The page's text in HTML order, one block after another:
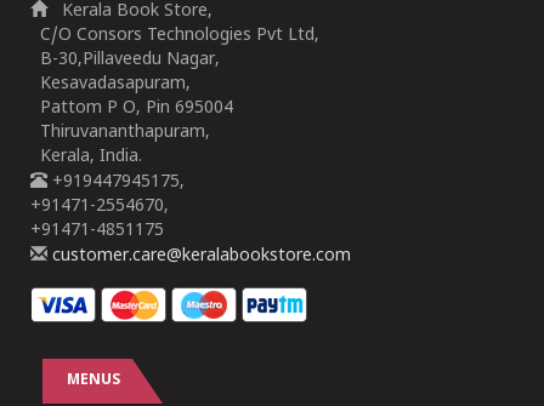
Kerala Book Store,
C/O Consors Technologies Pvt Ltd,
B-30,Pillaveedu Nagar,
Kesavadasapuram,
Pattom P O, Pin 695004
Thiruvananthapuram,
Kerala, India.
+919447945175,
+91471-2554670,
+91471-4851175
customer.care@keralabookstore.com
MENUS